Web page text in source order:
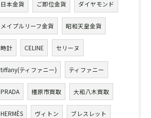
日本金貨 ご即位金貨 ダイヤモンド
メイプルリーフ金貨 昭和天皇金貨
時計 CELINE セリーヌ
tiffany(ティファニー) ティファニー
PRADA 橿原市買取 大和八木買取
HERMÈS ヴィトン ブレスレット